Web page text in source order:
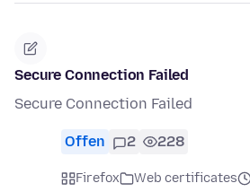
Secure Connection Failed
Secure Connection Failed
Offen 2 228
Firefox Web certificates